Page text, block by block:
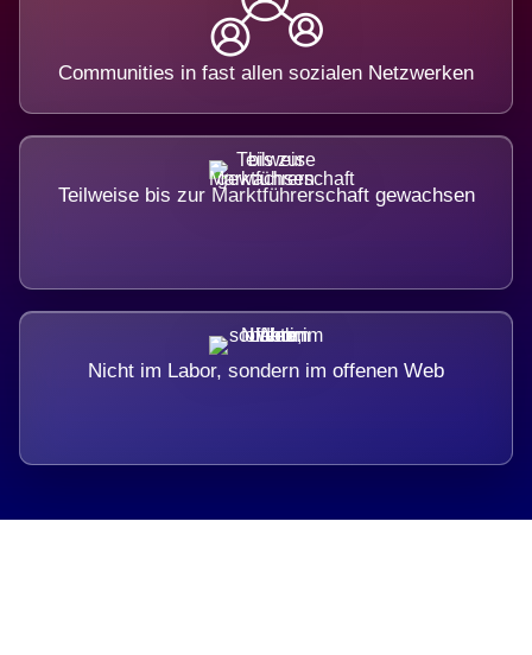
Communities in fast allen sozialen Netzwerken
Teilweise bis zur Marktführerschaft gewachsen
Nicht im Labor, sondern im offenen Web